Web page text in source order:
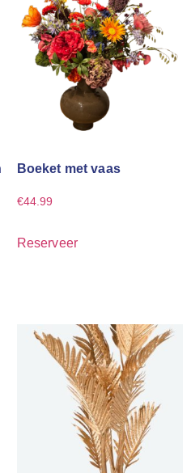
Boeket met vaas
€44.99
Reserveer